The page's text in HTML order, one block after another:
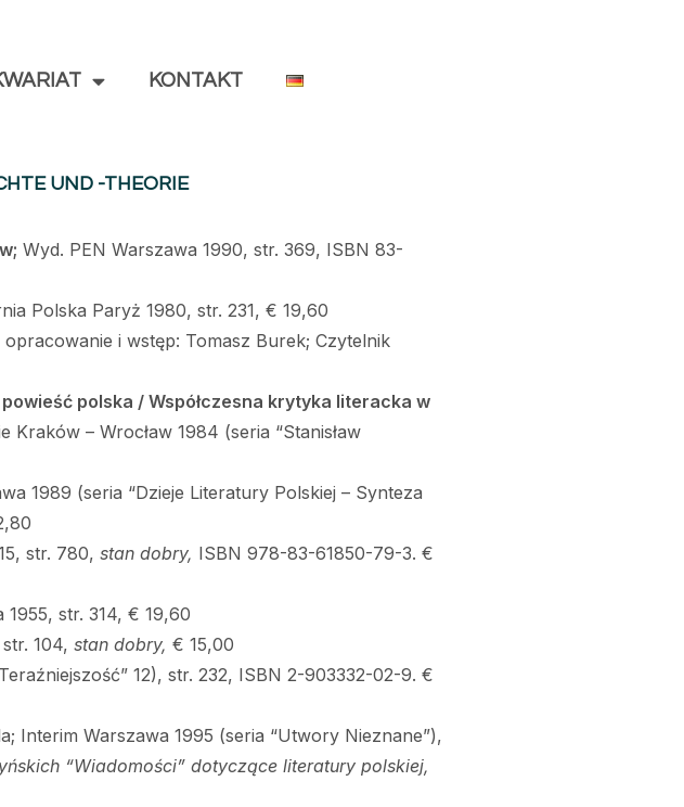
KONTAKT
UND -THEORIE
Wyd. PEN Warszawa 1990, str. 369, ISBN 83-
Polska Paryż 1980, str. 231, € 19,60
i wstęp: Tomasz Burek; Czytelnik
powieść polska / Współczesna krytyka literacka w
– Wrocław 1984 (seria “Stanisław
1989 (seria “Dzieje Literatury Polskiej – Synteza
str. 780, stan dobry, ISBN 978-83-61850-79-3. €
str. 314, € 19,60
104, stan dobry, € 15,00
12), str. 232, ISBN 2-903332-02-9. €
Interim Warszawa 1995 (seria “Utwory Nieznane”),
ńskich “Wiadomości” dotyczące literatury polskiej,